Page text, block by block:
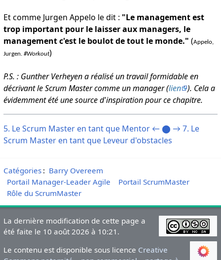
Et comme Jurgen Appelo le dit : "Le management est
trop important pour le laisser aux managers, le
management c'est le boulot de tout le monde." (Appelo,
Jurgen. #Workout)
P.S. : Gunther Verheyen a réalisé un travail formidable en
décrivant le Scrum Master comme un manager (lien ). Cela a
évidemment été une source d'inspiration pour ce chapitre.
5. Le Scrum Master en tant que Mentor ← ⬤ → 7. Le
Scrum Master en tant que Leveur d'obstacles
Catégories: Barry Overeem
Portail Manager-Leader Agile
Portail ScrumMaster
Rôle du ScrumMaster
La dernière modification de cette page a
été faite le 10 août 2026 à 10:21.
Le contenu est disponible sous licence Creative